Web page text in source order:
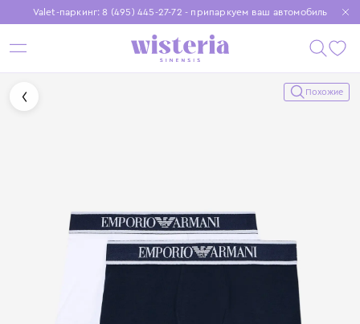
Valet-паркинг: 8 (495) 445-27-72 - припаркуем ваш автомобиль
Бесплатная доставка при заказе от 15 000 ₽
Установите приложение, чтобы покупки были еще удобнее
Похожие